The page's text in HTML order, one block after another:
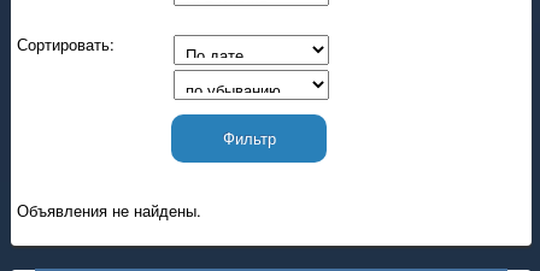
Сортировать:
Объявления не найдены.